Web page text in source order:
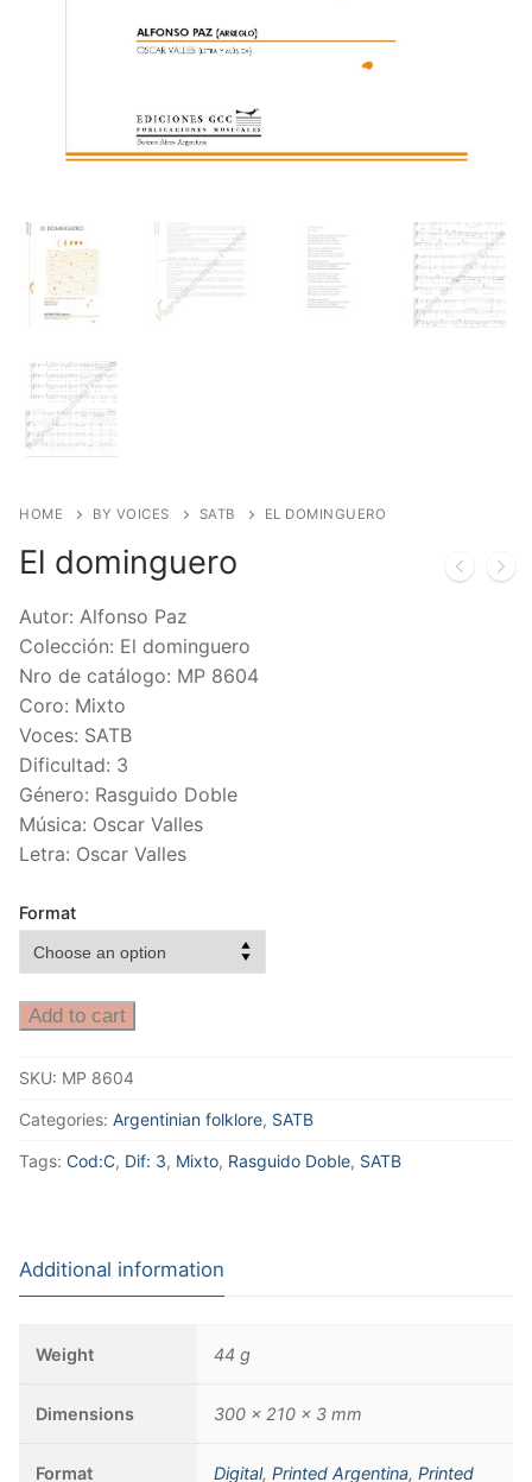
HOME BY VOICES SATB EL DOMINGUERO
El dominguero
Autor: Alfonso Paz
Colección: El dominguero
Nro de catálogo: MP 8604
Coro: Mixto
Voces: SATB
Dificultad: 3
Género: Rasguido Doble
Música: Oscar Valles
Letra: Oscar Valles
Format
Add to cart
SKU: MP 8604
Categories: Argentinian folklore, SATB
Tags: Cod:C, Dif: 3, Mixto, Rasguido Doble, SATB
Additional information
Weight 44 g
Dimensions 300 × 210 × 3 mm
Format Digital,Printed Argentina,Printed